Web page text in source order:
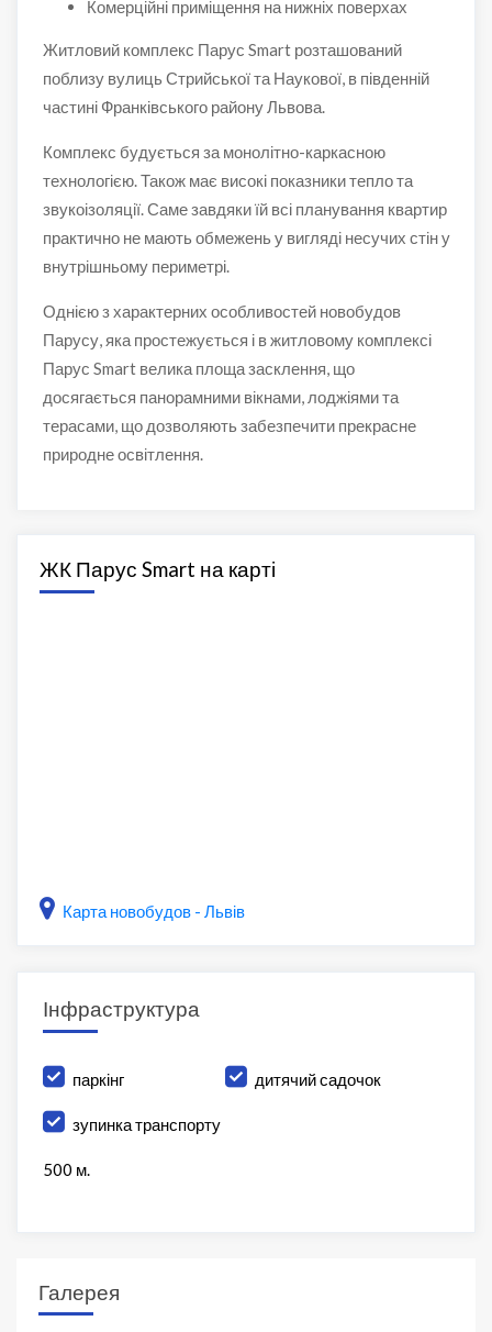
Комерційні приміщення на нижніх поверхах
Житловий комплекс Парус Smart розташований
поблизу вулиць Стрийської та Наукової, в південній
частині Франківського району Львова.
Комплекс будується за монолітно-каркасною
технологією. Також має високі показники тепло та
звукоізоляції. Саме завдяки їй всі планування квартир
практично не мають обмежень у вигляді несучих стін у
внутрішньому периметрі.
Однією з характерних особливостей новобудов
Парусу, яка простежується і в житловому комплексі
Парус Smart велика площа засклення, що
досягається панорамними вікнами, лоджіями та
терасами, що дозволяють забезпечити прекрасне
природне освітлення.
ЖК Парус Smart на карті
Карта новобудов - Львів
Інфраструктура
паркінг дитячий садочок
зупинка транспорту
500 м.
Галерея